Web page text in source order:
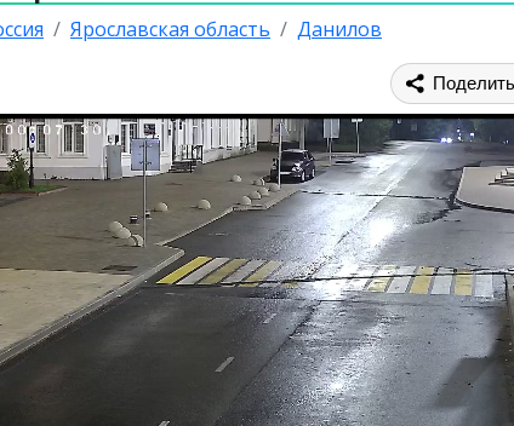
Ярославская область Данилов